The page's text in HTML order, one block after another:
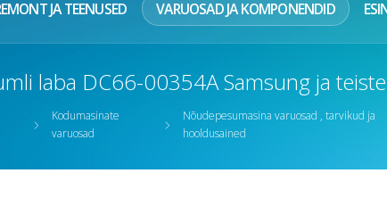
JA TEENUSED VARUOSAD JA KOMPONENDID
laba DC66-00354A Samsung ja
Kodumasinate
varuosad
Nõudepesumasina varuosad , tarvikud ja
hooldusained